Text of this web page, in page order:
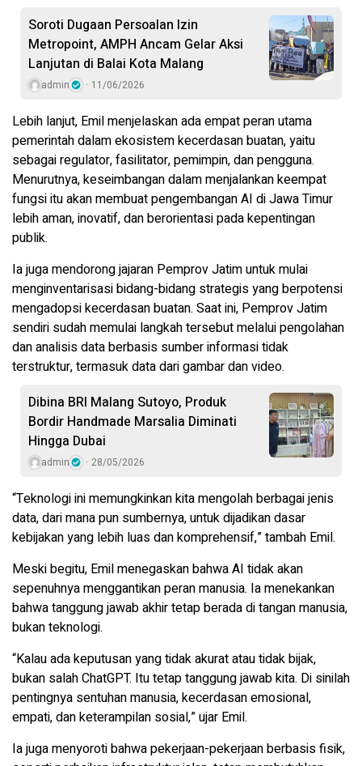
Soroti Dugaan Persoalan Izin
Metropoint, AMPH Ancam Gelar Aksi
Lanjutan di Balai Kota Malang
admin 11/06/2026
Lebih lanjut, Emil menjelaskan ada empat peran utama
pemerintah dalam ekosistem kecerdasan buatan, yaitu
sebagai regulator, fasilitator, pemimpin, dan pengguna.
Menurutnya, keseimbangan dalam menjalankan keempat
fungsi itu akan membuat pengembangan AI di Jawa Timur
lebih aman, inovatif, dan berorientasi pada kepentingan
publik.
Ia juga mendorong jajaran Pemprov Jatim untuk mulai
menginventarisasi bidang-bidang strategis yang berpotensi
mengadopsi kecerdasan buatan. Saat ini, Pemprov Jatim
sendiri sudah memulai langkah tersebut melalui pengolahan
dan analisis data berbasis sumber informasi tidak
terstruktur, termasuk data dari gambar dan video.
Dibina BRI Malang Sutoyo, Produk
Bordir Handmade Marsalia Diminati
Hingga Dubai
admin 28/05/2026
“Teknologi ini memungkinkan kita mengolah berbagai jenis
data, dari mana pun sumbernya, untuk dijadikan dasar
kebijakan yang lebih luas dan komprehensif,” tambah Emil.
Meski begitu, Emil menegaskan bahwa AI tidak akan
sepenuhnya menggantikan peran manusia. Ia menekankan
bahwa tanggung jawab akhir tetap berada di tangan manusia,
bukan teknologi.
“Kalau ada keputusan yang tidak akurat atau tidak bijak,
bukan salah ChatGPT. Itu tetap tanggung jawab kita. Di sinilah
pentingnya sentuhan manusia, kecerdasan emosional,
empati, dan keterampilan sosial,” ujar Emil.
Ia juga menyoroti bahwa pekerjaan-pekerjaan berbasis fisik,